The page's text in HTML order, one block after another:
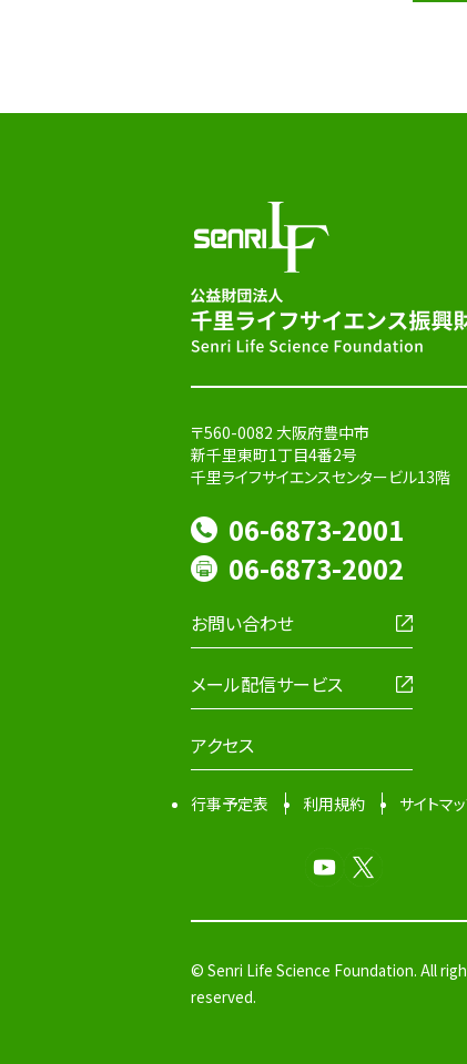
〒560-0082 大阪府豊中市
新千里東町1丁目4番2号
千里ライフサイエンスセンタービル13階
06-6873-2001
06-6873-2002
お問い合わせ
メール配信サービス
アクセス
行事予定表 利用規約 サイトマ
© Senri Life Science Foundation. All
reserved.